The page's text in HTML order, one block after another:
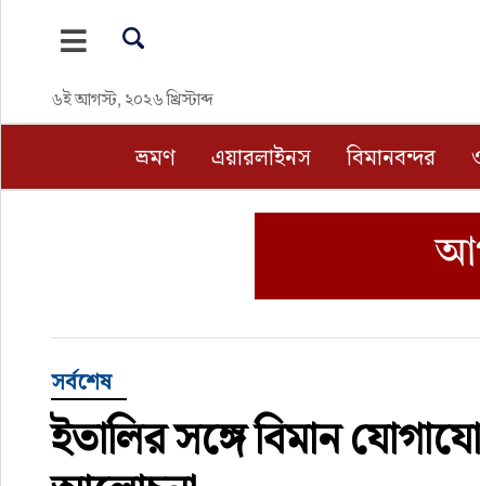
৬ই আগস্ট, ২০২৬ খ্রিস্টাব্দ
এয়ারলাইনস
বিমানবন্দর
বিদেশযাত্রা
প্রবাস
ভ্রমণ এয়ারলাইনস বিমানবন্দর
সর্বশেষ
ইতালির সঙ্গে বিমান